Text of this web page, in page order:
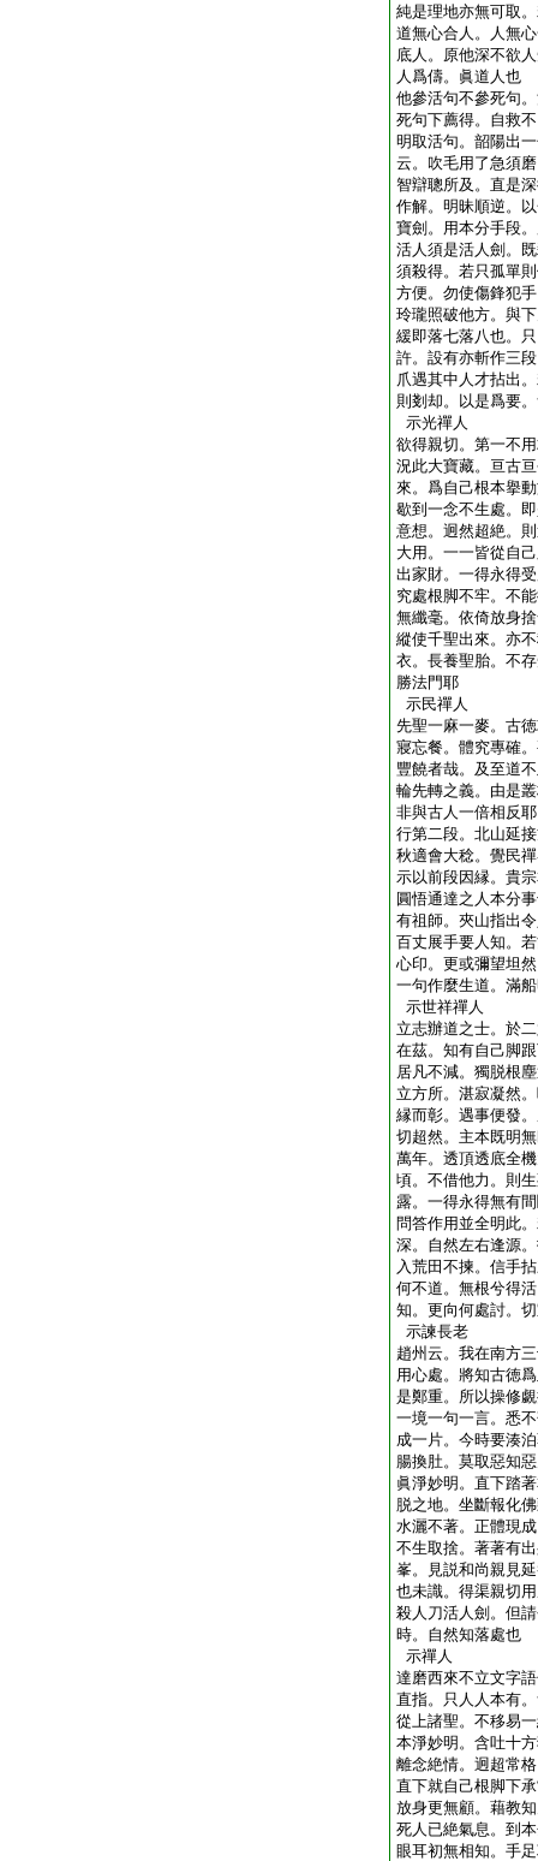
純是理地亦無可取
道無心合人。人無
底人。原他深不欲
人爲儔。眞道人也
他參活句不參死句
死句下薦得。自救
明取活句。韶陽出
云。吹毛用了急須
智辯聰所及。直是
作解。明昧順逆。
寶劍。用本分手段
活人須是活人劍。
須殺得。若只孤單
方便。勿使傷鋒犯
玲瓏照破他方。與
緩即落七落八也。
許。設有亦斬作三
爪遇其中人才拈出
則剗却。以是爲要
示光禪人
欲得親切。第一不
況此大寶藏。亘古
來。爲自己根本擧
歇到一念不生處。
意想。迥然超絶。
大用。一一皆從自
出家財。一得永得
究處根脚不牢。不
無纖毫。依倚放身
縱使千聖出來。亦
衣。長養聖胎。不
勝法門耶
示民禪人
先聖一麻一麥。古
寢忘餐。體究專確
豐饒者哉。及至道
輪先轉之義。由是
非與古人一倍相反
行第二段。北山延
秋適會大稔。覺民
示以前段因縁。貴
圓悟通達之人本分
有祖師。夾山指出
百丈展手要人知。
心印。更或彌望坦
一句作麼生道。滿
示世祥禪人
立志辦道之士。於
在茲。知有自己脚
居凡不減。獨脱根
立方所。湛寂凝然
縁而彰。遇事便發
切超然。主本既明
萬年。透頂透底全
頃。不借他力。則
露。一得永得無有
問答作用並全明此
深。自然左右逢源
入荒田不揀。信手
何不道。無根兮得
知。更向何處討。
示諫長老
趙州云。我在南方
用心處。將知古徳
是鄭重。所以操修
一境一句一言。悉
成一片。今時要湊
腸換肚。莫取惡知
眞淨妙明。直下踏
脱之地。坐斷報化
水灑不著。正體現
不生取捨。著著有
峯。見説和尚親見
也未識。得渠親切
殺人刀活人劍。但
時。自然知落處也
示禪人
達磨西來不立文字
直指。只人人本有
從上諸聖。不移易
本淨妙明。含吐十
離念絶情。迥超常
直下就自己根脚下
放身更無顧。藉教
死人已絶氣息。到
眼耳初無相知。手